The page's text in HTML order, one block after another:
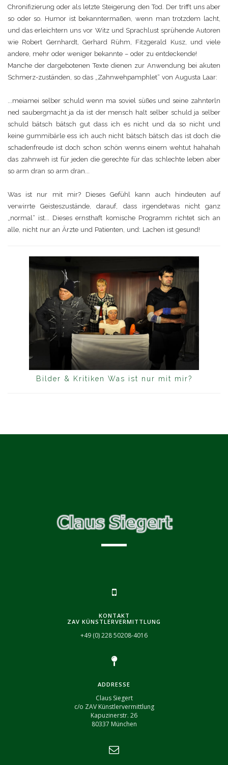
Chronifizierung oder als letzte Steigerung den Tod. Der trifft uns aber
so oder so. Humor ist bekanntermaßen, wenn man trotzdem lacht,
und das erleichtern uns vor Witz und Sprachlust sprühende Autoren
wie Robert Gernhardt, Gerhard Rühm, Fitzgerald Kusz, und viele
andere, mehr oder weniger bekannte – oder zu entdeckende!
Manche der dargebotenen Texte dienen zur Anwendung bei akuten
Schmerz-zuständen, so das „Zahnwehpamphlet“ von Augusta Laar:
...meiamei selber schuld wenn ma soviel süßes und seine zahnterln
ned saubergmacht ja da ist der mensch halt selber schuld ja selber
schuld bätsch bätsch gut dass ich es nicht und da so nicht und
keine gummibärle ess ich auch nicht bätsch bätsch das ist doch die
schadenfreude ist doch schon schön wenns einem wehtut hahahah
das zahnweh ist für jeden die gerechte für das schlechte leben aber
so arm dran so arm dran...
Was ist nur mit mir? Dieses Gefühl kann auch hindeuten auf
verwirrte Geisteszustände, darauf, dass irgendetwas nicht ganz
„normal“ ist... Dieses ernsthaft komische Programm richtet sich an
alle, nicht nur an Ärzte und Patienten, und: Lachen ist gesund!
Bilder & Kritiken Was ist nur mit mir?
KONTAKT
ZAV KÜNSTLERVERMITTLUNG
+49 (0) 228 50208-4016
ADDRESSE
Claus Siegert
c/o ZAV Künstlervermittlung
Kapuzinerstr. 26
80337 München